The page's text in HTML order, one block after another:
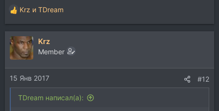
Р
е
а
к
ц
и
и
:
Krz и TDream
Krz
Member
15 Янв 2017 #12
TDream написал(а):